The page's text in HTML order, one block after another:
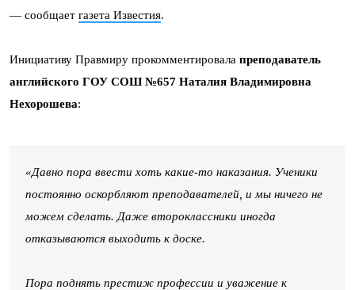
— сообщает газета Известия.
Инициативу Правмиру прокомментировала преподаватель
английского ГОУ СОШ №657 Наталия Владимировна
Нехорошева:
«Давно пора ввести хоть какие-то наказания. Ученики
постоянно оскорбляют преподавателей, и мы ничего не
можем сделать. Даже второклассники иногда
отказываются выходить к доске.
Пора поднять престиж профессии и уважение к